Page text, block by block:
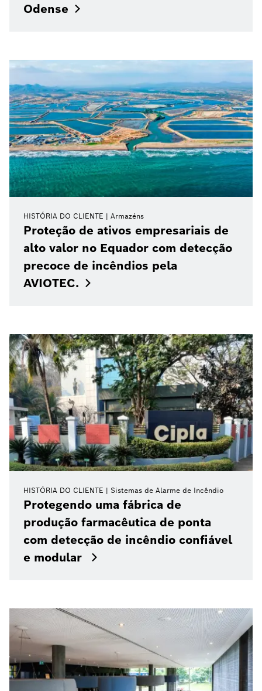
Odense
HISTÓRIA DO CLIENTE Armazéns
Proteção de ativos empresariais de
alto valor no Equador com detecção
precoce de incêndios pela
AVIOTEC.
HISTÓRIA DO CLIENTE Sistemas de Alarme de Incêndio
Protegendo uma fábrica de
produção farmacêutica de ponta
com detecção de incêndio confiável
e modular